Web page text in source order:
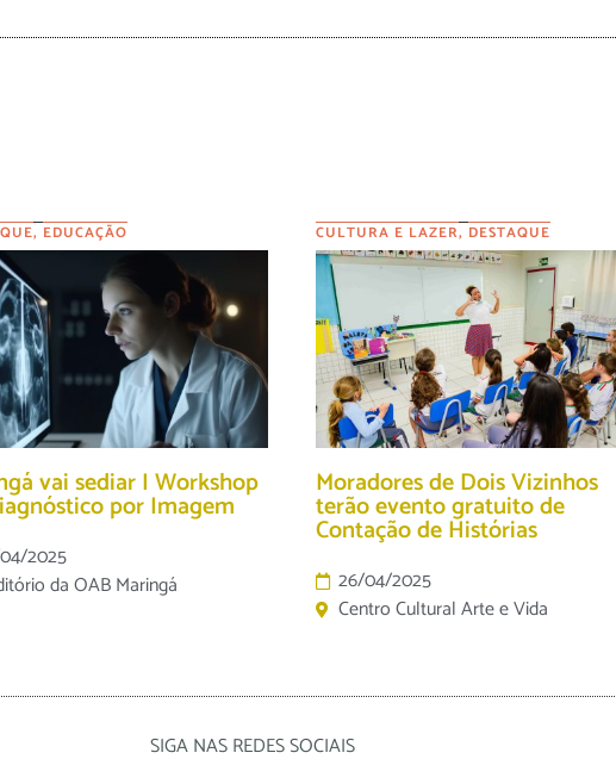
, EDUCAÇÃO
vai sediar I Workshop
por Imagem
2025
da OAB Maringá
CULTURA E LAZER, DESTAQUE
Moradores de Dois Vizinhos
terão evento gratuito de
Contação de Histórias
26/04/2025
Centro Cultural Arte e Vida
SIGA NAS REDES SOCIAIS